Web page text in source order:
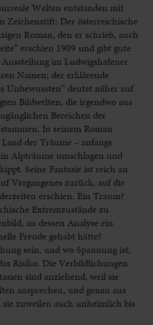
Welten entstanden mit
Zeichenstift: Der österreichische
Roman, den er schrieb, auch
erschien 1909 und gibt gute
Ausstellung im Ludwigshafener
Namen; der erklärende
Unbewussten“ deutet näher auf
Bildwelten, die irgendwo aus
Bereichen der
In seinem Roman
der Träume – anfangs
Alpträume umschlagen und
Seine Fantasie ist reich an
Vergangenes zurück, auf die
erschien. Ein Traum?
Extremzustände zu
an dessen Analyse ein
Freude gehabt hätte?
sein, und wo Spannung ist,
Risiko. Die Verbildlichungen
sind anziehend, weil sie
ansprechen, und genau aus
zuweilen auch unheimlich bis